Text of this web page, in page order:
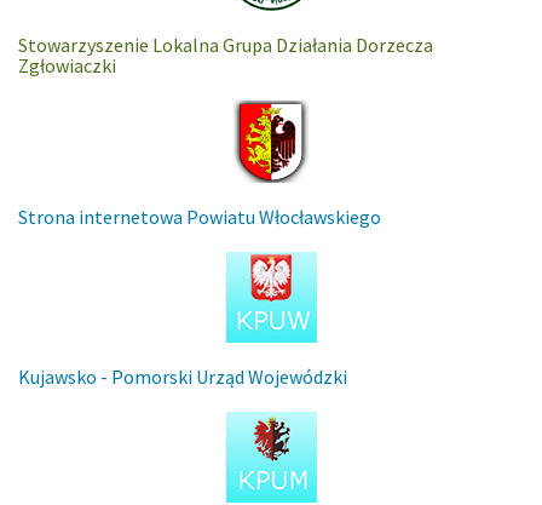
Stowarzyszenie Lokalna Grupa Działania Dorzecza
Zgłowiaczki
Strona internetowa Powiatu Włocławskiego
Kujawsko - Pomorski Urząd Wojewódzki